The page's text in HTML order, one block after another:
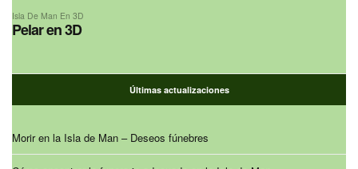
Isla De Man En 3D
Pelar en 3D
Últimas actualizaciones
Morir en la Isla de Man – Deseos fúnebres